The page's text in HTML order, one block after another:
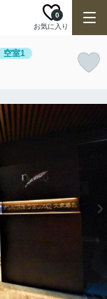
お気に入り
0
空室1